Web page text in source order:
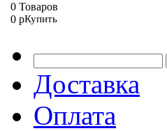
0 Товаров
0 pКупить
Доставка
Оплата